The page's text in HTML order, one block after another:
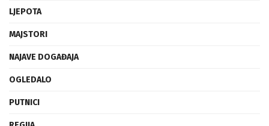
LJEPOTA
MAJSTORI
NAJAVE DOGAĐAJA
OGLEDALO
PUTNICI